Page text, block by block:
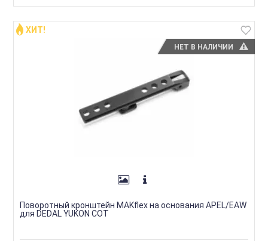
НЕТ В НАЛИЧИИ
ХИТ!
Поворотный кронштейн MAKflex на основания APEL/EAW
для DEDAL YUKON COT